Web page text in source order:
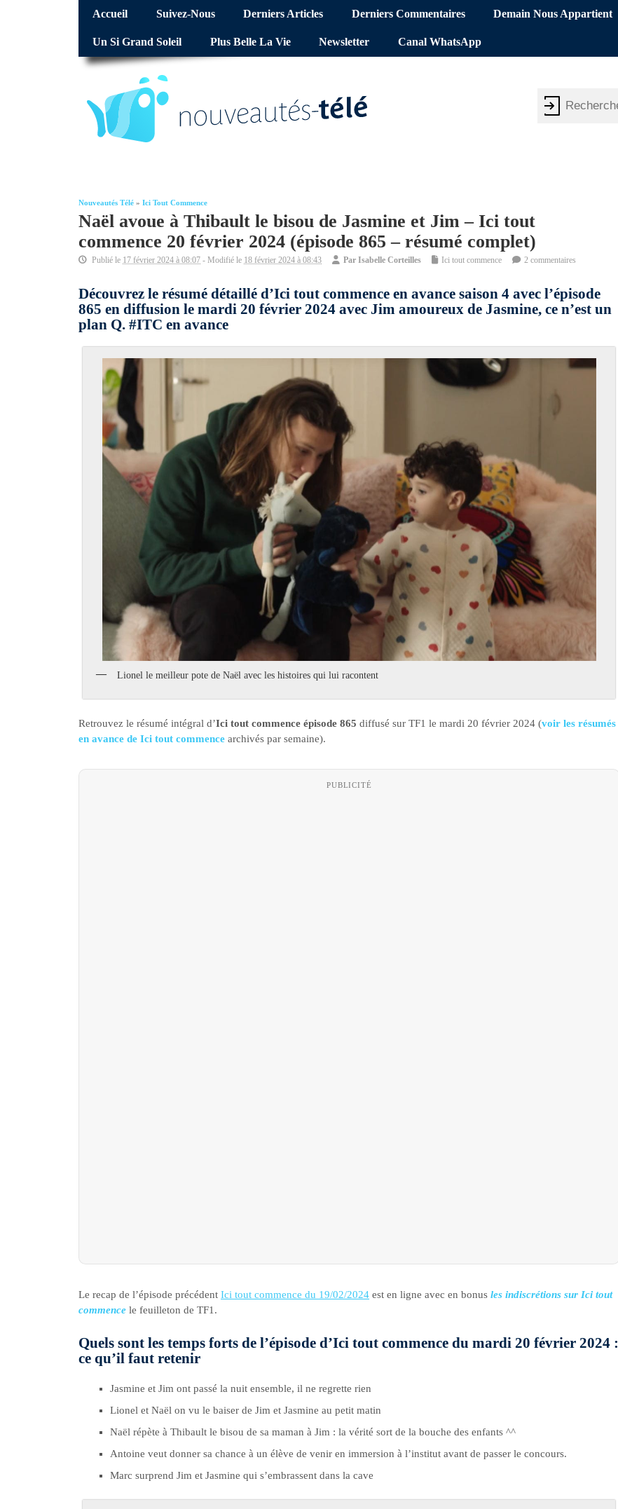
Accueil Suivez-Nous Derniers Articles Derniers Commentaires Demain Nous Appartient
Un Si Grand Soleil Plus Belle La Vie Newsletter Canal WhatsApp
Nouveautés Télé » Ici Tout Commence
Naël avoue à Thibault le bisou de Jasmine et Jim – Ici tout
commence 20 février 2024 (épisode 865 – résumé complet)
Publié le 17 février 2024 à 08:07 - Modifié le 18 février 2024 à 08:43 Par Isabelle Corteilles Ici tout commence 2 commentaires
Découvrez le résumé détaillé d’Ici tout commence en avance saison 4 avec l’épisode
865 en diffusion le mardi 20 février 2024 avec Jim amoureux de Jasmine, ce n’est un
plan Q. #ITC en avance
Lionel le meilleur pote de Naël avec les histoires qui lui racontent
Retrouvez le résumé intégral d’Ici tout commence épisode 865 diffusé sur TF1 le mardi 20 février 2024 (voir les résumés
en avance de Ici tout commence archivés par semaine).
PUBLICITÉ
Le recap de l’épisode précédent Ici tout commence du 19/02/2024 est en ligne avec en bonus les indiscrétions sur Ici tout
commence le feuilleton de TF1.
Quels sont les temps forts de l’épisode d’Ici tout commence du mardi 20 février 2024 :
ce qu’il faut retenir
Jasmine et Jim ont passé la nuit ensemble, il ne regrette rien
Lionel et Naël on vu le baiser de Jim et Jasmine au petit matin
Naël répète à Thibault le bisou de sa maman à Jim : la vérité sort de la bouche des enfants ^^
Antoine veut donner sa chance à un élève de venir en immersion à l’institut avant de passer le concours.
Marc surprend Jim et Jasmine qui s’embrassent dans la cave